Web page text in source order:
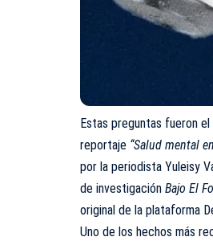
Estas preguntas fueron
reportaje “Salud mental
por la periodista Yuleisy
de investigación Bajo El
original de la plataforma
Uno de los hechos más